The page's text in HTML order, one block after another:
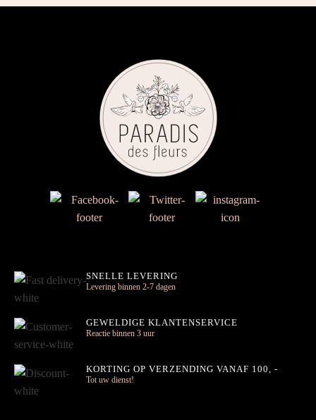
SNELLE LEVERING
Levering binnen 2-7 dagen
GEWELDIGE KLANTENSERVICE
Reactie binnen 3 uur
KORTING OP VERZENDING VANAF 100, -
Tot uw dienst!